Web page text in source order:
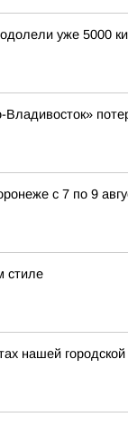
уже 5000
с 7 по 9
стиле
нашей городской